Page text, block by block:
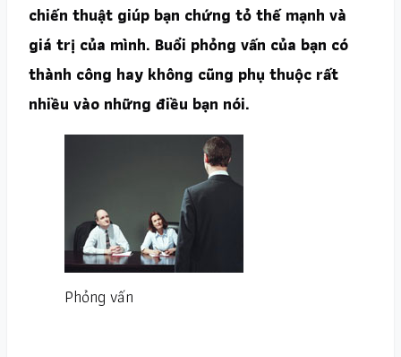
chiến thuật giúp bạn chứng tỏ thế mạnh và
giá trị của mình. Buổi phỏng vấn của bạn có
thành công hay không cũng phụ thuộc rất
nhiều vào những điều bạn nói.
Phỏng vấn